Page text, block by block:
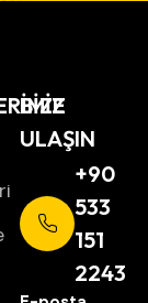
BIZE
ULAŞIN
+90
533
151
2243